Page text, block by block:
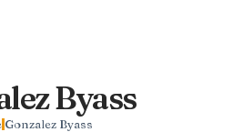
Byass
Gonzalez Byass